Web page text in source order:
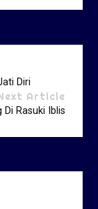
Diri
Article
Rasuki Iblis